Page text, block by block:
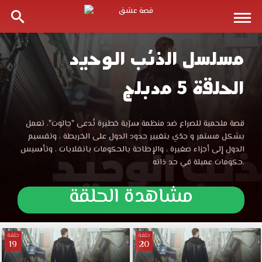
مسلسل
الذئب
الوحيد
الحلقة
مدبلجة
قصة
مسلسل الذئب الوحيد
الحلقة 5 مدبلج
مسلسل
الذئب
الوحيد
مدبلجة
قصة
عشق
تويتر
مشاهدة
مباشرة
قصة ملحمية للصراع ضد منظمة سرّية خطيرة تُدعى "جالوت"، تعمل
بشكل مستمر و جدّي بتغيير حدود الدول على الخريطة ، وتقسيم
الدول إلى أجزاء صغيرة ، والإطاحة بالحكومات بانقلابات ، وتأسيس
حكومات عميلة في حد ذاته.
مشاهدة الحلقة
حلقة
20
حلقة
19